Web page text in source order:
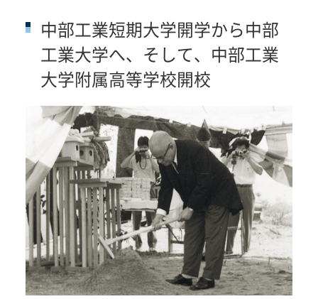
中部工業短期大学開学から中部
工業大学へ、そして、中部工業
大学附属高等学校開校